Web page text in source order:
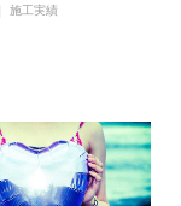
施工実績